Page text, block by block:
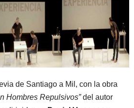
de Santiago a Mil, con la obra
Hombres Repulsivos”del autor